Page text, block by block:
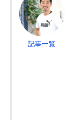
記事一覧